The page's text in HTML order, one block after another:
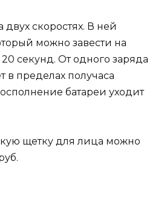
двух скоростях. В ней
можно завести на
20 секунд. От одного заряда
в пределах получаса
батареи уходит
щетку для лица можно